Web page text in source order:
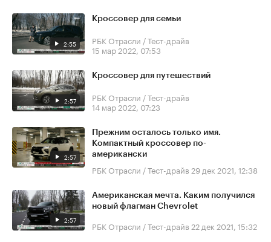
2:55
Кроссовер для семьи
РБК Отрасли / Тест-драйв
15 мар 2022, 07:53
2:57
Кроссовер для путешествий
РБК Отрасли / Тест-драйв
14 мар 2022, 07:23
2:57
Прежним осталось только имя.
Компактный кроссовер по-
американски
РБК Отрасли / Тест-драйв 29 дек 2021, 12:38
2:57
Американская мечта. Каким получился
новый флагман Chevrolet
РБК Отрасли / Тест-драйв 22 дек 2021, 15:32